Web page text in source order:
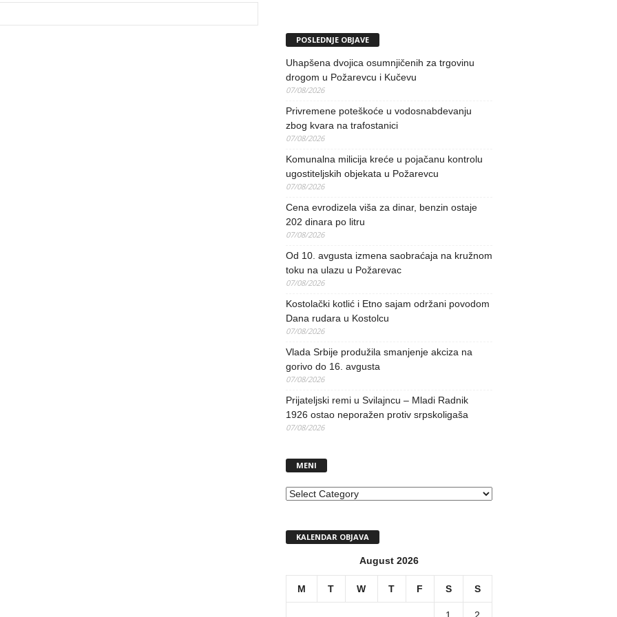
POSLEDNJE OBJAVE
Uhapšena dvojica osumnjičenih za trgovinu
drogom u Požarevcu i Kučevu
07/08/2026
Privremene poteškoće u vodosnabdevanju
zbog kvara na trafostanici
07/08/2026
Komunalna milicija kreće u pojačanu kontrolu
ugostiteljskih objekata u Požarevcu
07/08/2026
Cena evrodizela viša za dinar, benzin ostaje
202 dinara po litru
07/08/2026
Od 10. avgusta izmena saobraćaja na kružnom
toku na ulazu u Požarevac
07/08/2026
Kostolački kotlić i Etno sajam održani povodom
Dana rudara u Kostolcu
07/08/2026
Vlada Srbije produžila smanjenje akciza na
gorivo do 16. avgusta
07/08/2026
Prijateljski remi u Svilajncu – Mladi Radnik
1926 ostao neporažen protiv srpskoligaša
07/08/2026
MENI
MENI
KALENDAR OBJAVA
August 2026
M T W T F S S
1 2